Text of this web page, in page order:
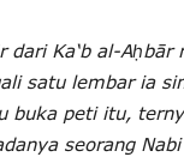
Ka‘b al-
satu lembar ia
buka peti itu,
seorang